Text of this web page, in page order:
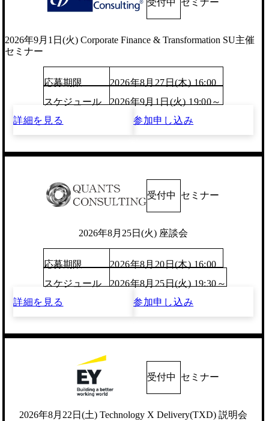
2026年9月1日(火) Corporate Finance & Transformation SU主催
セミナー
応募期限
2026年8月27日(木) 16:00
スケジュール
2026年9月1日(火) 19:00～
詳細を見る
参加申し込み
受付中 セミナー
2026年8月25日(火) 座談会
応募期限
2026年8月20日(木) 16:00
スケジュール
2026年8月25日(火) 19:30～
詳細を見る
参加申し込み
受付中 セミナー
2026年8月22日(土) Technology X Delivery(TXD) 説明会